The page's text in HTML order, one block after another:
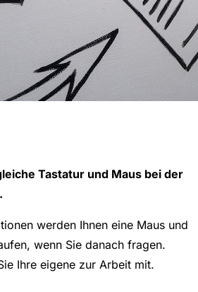
Tastatur und Maus bei der
werden Ihnen eine Maus und
wenn Sie danach fragen.
Ihre eigene zur Arbeit mit.